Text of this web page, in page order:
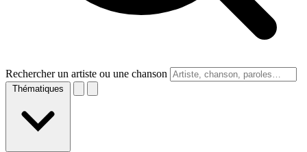
Rechercher un artiste ou une chanson
Thématiques